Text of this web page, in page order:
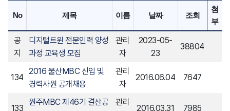
No 제목 이름 날짜 조회
첨
부
공
지
디지털트윈 전문인력 양성
과정 교육생 모집
관리
자
2023-05-
23
38804
134
2016 울산MBC 신입 및
경력사원 공개채용
관리
자
2016.06.04 7647
133
원주MBC 제46기 결산공
관리
2016.03.31 7985